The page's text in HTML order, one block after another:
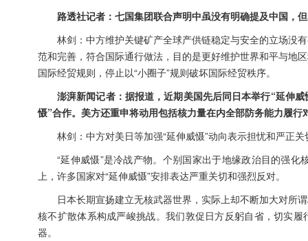
路透社记者：七国集团联合声明中虽没有明确提及中国，
林剑：中方维护关键矿产全球产供链稳定与安全的立场没
范和完善，符合国际通行做法，目的是更好维护世界和平与地
国际经贸规则，停止以“小圈子”规则破坏国际经贸秩序。
澎湃新闻记者：据报道，近期美国先后同日本举行“延伸
慑”合作。美方还重申将动用包括核力量在内全部防务能力履
林剑：中方对美日等加强“延伸威慑”动向表示担忧和严正关
“延伸威慑”是冷战产物。个别国家出于地缘政治目的强
上，许多国家对“延伸威慑”安排表达严重关切和强烈反对。
日本长期宣扬建立无核武器世界，实际上却不断加大对所
核不扩散体系构成严峻挑战。我们敦促日方反躬自省，切实
器。